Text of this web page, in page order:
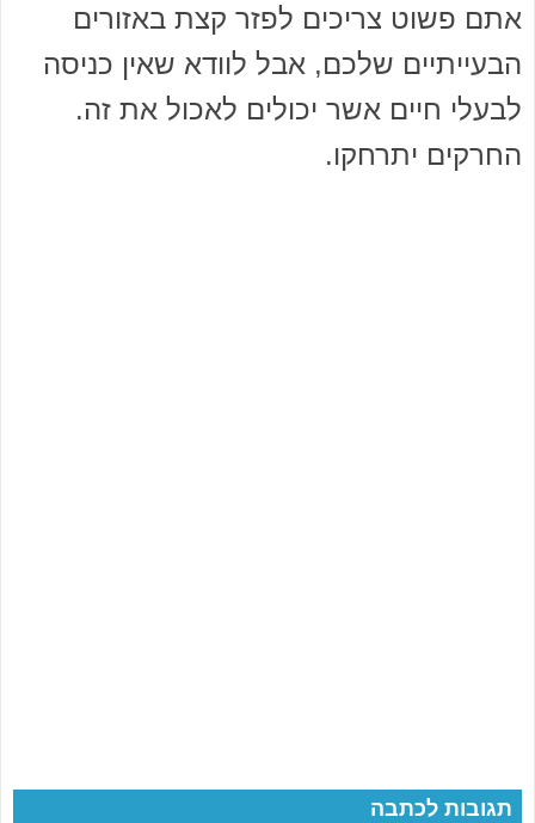
אתם פשוט צריכים לפזר קצת באזורים
הבעייתיים שלכם, אבל לוודא שאין כניסה
לבעלי חיים אשר יכולים לאכול את זה.
החרקים יתרחקו.
תגובות לכתבה